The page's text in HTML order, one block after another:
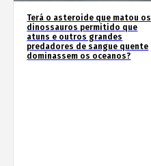
Terá o asteroide que matou os
dinossauros permitido que
atuns e outros grandes
predadores de sangue quente
dominassem os oceanos?